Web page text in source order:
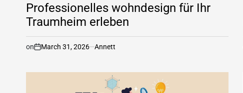
Professionelles wohndesign für Ihr
Traumheim erleben
on March 31, 2026 Annett